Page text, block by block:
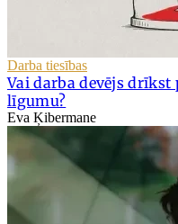
Darba tiesības
Vai darba devējs drīkst
līgumu?
Eva Ķibermane